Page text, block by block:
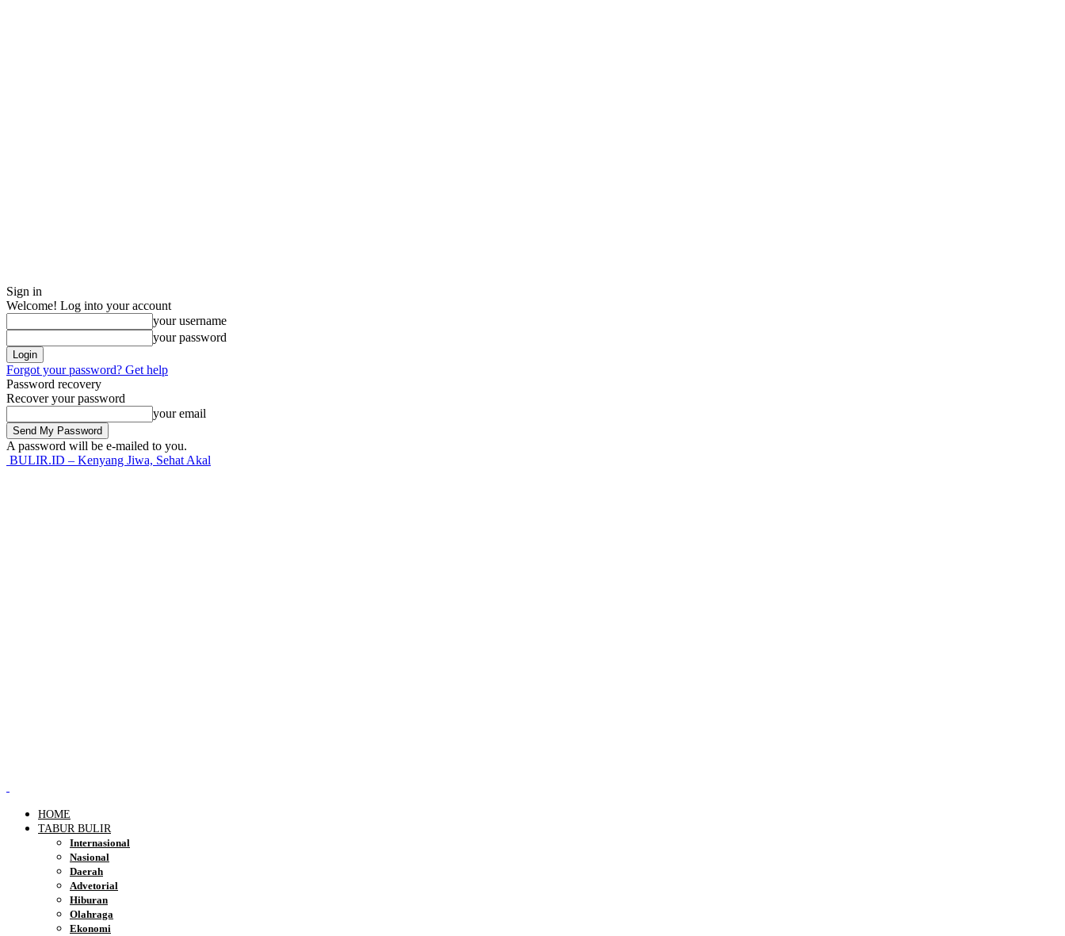
Sign in
Welcome! Log into your account
your username
your password
Forgot your password? Get help
Password recovery
Recover your password
your email
A password will be e-mailed to you.
BULIR.ID – Kenyang Jiwa, Sehat Akal
HOME
TABUR BULIR
Internasional
Nasional
Daerah
Advetorial
Hiburan
Olahraga
Ekonomi